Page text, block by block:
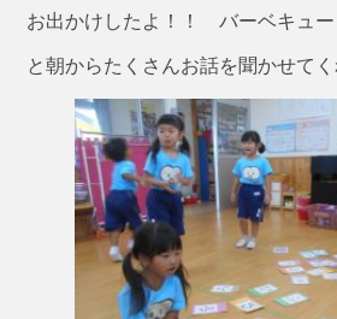
お出かけしたよ！！ バーベキュー
と朝からたくさんお話を聞かせてく